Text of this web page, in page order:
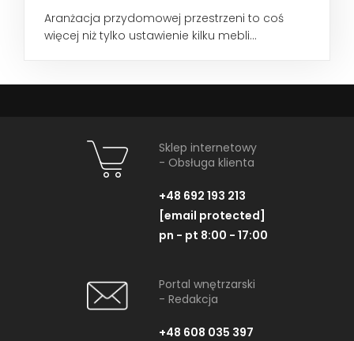
Aranżacja przydomowej przestrzeni to coś
więcej niż tylko ustawienie kilku mebli...
Sklep internetowy
- Obsługa klienta
+48 692 193 213
[email protected]
pn - pt 8:00 - 17:00
Portal wnętrzarski
- Redakcja
+48 608 035 397